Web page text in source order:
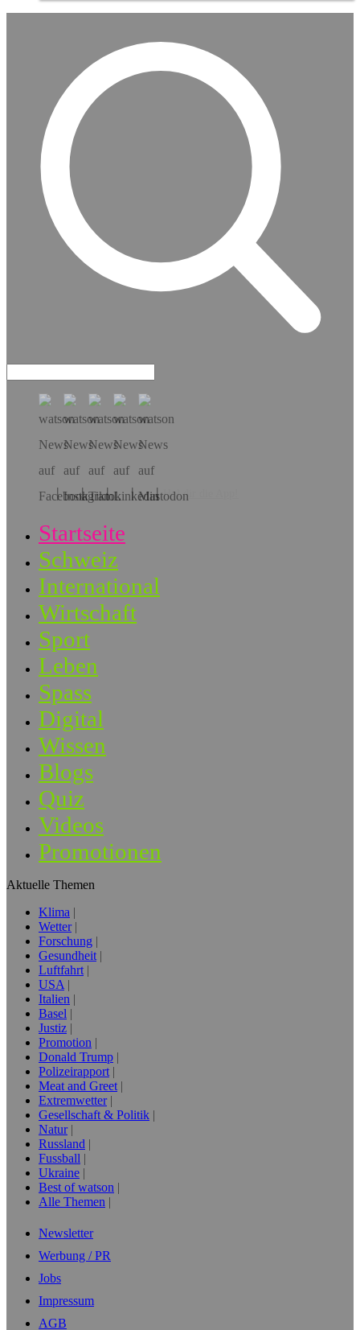
Hol dir die App!
Startseite
Schweiz
International
Wirtschaft
Sport
Leben
Spass
Digital
Wissen
Blogs
Quiz
Videos
Promotionen
Aktuelle Themen
Klima
Wetter
Forschung
Gesundheit
Luftfahrt
USA
Italien
Basel
Justiz
Promotion
Donald Trump
Polizeirapport
Meat and Greet
Extremwetter
Gesellschaft & Politik
Natur
Russland
Fussball
Ukraine
Best of watson
Alle Themen
Newsletter
Werbung / PR
Jobs
Impressum
AGB